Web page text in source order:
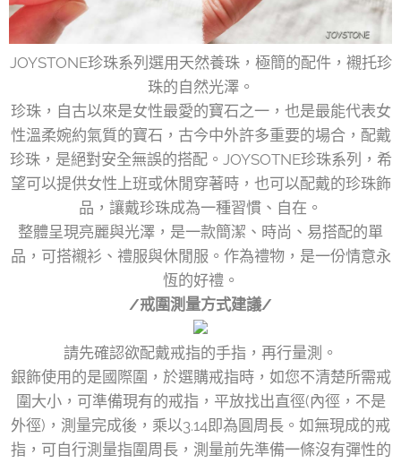
JOYSTONE珍珠系列選用天然養珠，極簡的配件，襯托珍
珠的自然光澤。
珍珠，自古以來是女性最愛的寶石之一，也是最能代表女
性溫柔婉約氣質的寶石，古今中外許多重要的場合，配戴
珍珠，是絕對安全無誤的搭配。JOYSOTNE珍珠系列，希
望可以提供女性上班或休閒穿著時，也可以配戴的珍珠飾
品，讓戴珍珠成為一種習慣、自在。
整體呈現亮麗與光澤，是一款簡潔、時尚、易搭配的單
品，可搭襯衫、禮服與休閒服。作為禮物，是一份情意永
恆的好禮。
/戒圍測量方式建議/
請先確認欲配戴戒指的手指，再行量測。
銀飾使用的是國際圍，於選購戒指時，如您不清楚所需戒
圍大小，可準備現有的戒指，平放找出直徑(內徑，不是
外徑)，測量完成後，乘以3.14即為圓周長。如無現成的戒
指，可自行測量指圍周長，測量前先準備一條沒有彈性的